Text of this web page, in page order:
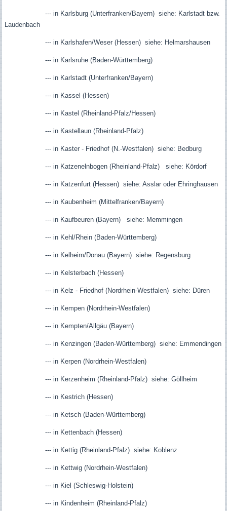
--- in Karlsburg (Unterfranken/Bayern) siehe: Karlstadt bzw.
Laudenbach
--- in Karlshafen/Weser (Hessen) siehe: Helmarshausen
--- in Karlsruhe (Baden-Württemberg)
--- in Karlstadt (Unterfranken/Bayern)
--- in Kassel (Hessen)
--- in Kastel (Rheinland-Pfalz/Hessen)
--- in Kastellaun (Rheinland-Pfalz)
--- in Kaster - Friedhof (N.-Westfalen) siehe: Bedburg
--- in Katzenelnbogen (Rheinland-Pfalz) siehe: Kördorf
--- in Katzenfurt (Hessen) siehe: Asslar oder Ehringhausen
--- in Kaubenheim (Mittelfranken/Bayern)
--- in Kaufbeuren (Bayern) siehe: Memmingen
--- in Kehl/Rhein (Baden-Württemberg)
--- in Kelheim/Donau (Bayern) siehe: Regensburg
--- in Kelsterbach (Hessen)
--- in Kelz - Friedhof (Nordrhein-Westfalen) siehe: Düren
--- in Kempen (Nordrhein-Westfalen)
--- in Kempten/Allgäu (Bayern)
--- in Kenzingen (Baden-Württemberg) siehe: Emmendingen
--- in Kerpen (Nordrhein-Westfalen)
--- in Kerzenheim (Rheinland-Pfalz) siehe: Göllheim
--- in Kestrich (Hessen)
--- in Ketsch (Baden-Württemberg)
--- in Kettenbach (Hessen)
--- in Kettig (Rheinland-Pfalz) siehe: Koblenz
--- in Kettwig (Nordrhein-Westfalen)
--- in Kiel (Schleswig-Holstein)
--- in Kindenheim (Rheinland-Pfalz)